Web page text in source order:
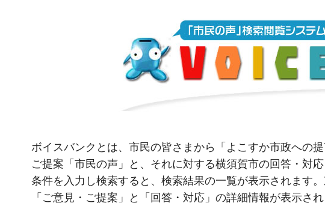
ボイスバンクとは、市民の皆さまから「よこすか市政への
ご提案「市民の声」と、それに対する横須賀市の回答・対
条件を入力し検索すると、検索結果の一覧が表示されます
「ご意見・ご提案」と「回答・対応」の詳細情報が表示され